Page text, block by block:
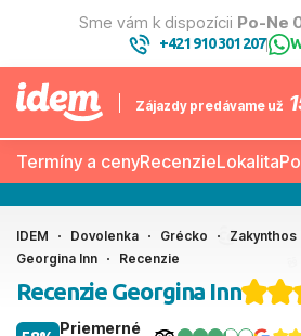
Sme vám k dispozícii Po-Ne
+421 910 301 207|
Zájazdy predávame už
Termíny a cenyRecenzieLokalita
IDEM Dovolenka Grécko Zakynthos
Georgina Inn
Recenzie
Recenzie Georgina Inn
Priemerné